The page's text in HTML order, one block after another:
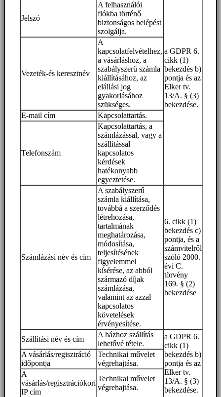
a GDPR 6.
cikk (1)
bekezdés b)
pontja és az
Elker tv.
13/A. § (3)
bekezdése.
Jelszó
A felhasználói
fiókba történő
biztonságos belépést
szolgálja.
Vezeték-és keresztnév
A
kapcsolatfelvételhez,
a vásárláshoz, a
szabályszerű számla
kiállításához, az
elállási jog
gyakorlásához
szükséges.
E-mail cím
Kapcsolattartás.
Telefonszám
Kapcsolattartás, a
számlázással, vagy a
szállítással
kapcsolatos
kérdések
hatékonyabb
egyeztetése.
Számlázási név és cím
A szabályszerű
számla kiállítása,
továbbá a szerződés
létrehozása,
tartalmának
meghatározása,
módosítása,
teljesítésének
figyelemmel
kísérése, az abból
származó díjak
számlázása,
valamint az azzal
kapcsolatos
követelések
érvényesítése.
6. cikk (1)
bekezdés c)
pontja, és a
számvitelről
szóló 2000.
évi C.
törvény
169. § (2)
bekezdése
Szállítási név és cím
A házhoz szállítás
lehetővé tétele.
a GDPR 6.
cikk (1)
bekezdés b)
pontja és az
Elker tv.
13/A. § (3)
bekezdése.
A vásárlás/regisztráció
időpontja
Technikai művelet
végrehajtása.
A
vásárlás/regisztrációkori
IP cím
Technikai művelet
végrehajtása.